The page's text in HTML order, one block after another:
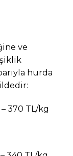
ve
hurda
370 TL/kg